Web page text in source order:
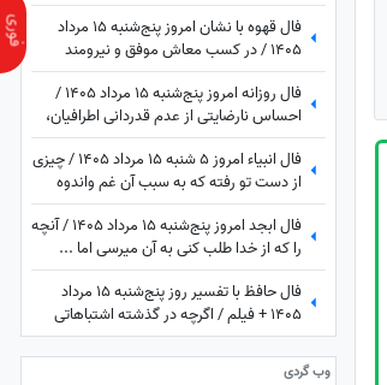
فال قهوه با نشان امروز پنج‌شنبه 15 مرداد
1405 / در کسب معاش موفق و نیرومند
هستید و بر دشمنان غلبه می‌کنید مخصوصا
بر ...
فال روزانه امروز پنج‌شنبه 15 مرداد 1405 /
احساس نارضایتی از عدم قدردانی اطرافیان،
امری طبیعی است، اما ...
فال انبیاء امروز 5 شنبه 15 مرداد 1405 / چیزی
از دست تو رفته که به سبب آن غم واندوه
می‌خوری، اما ...
فال ابجد امروز پنج‌شنبه 15 مرداد 1405 / آنچه
را که از خدا طلب کنی به آن میرسی اما ...
فال حافظ با تفسیر روز پنج‌شنبه 15 مرداد
1405 + فیلم / اگرچه در گذشته اشتباهاتی
انجام داده اید اما به زودی دوران غم و اندوه
تمام می شودوب گردی